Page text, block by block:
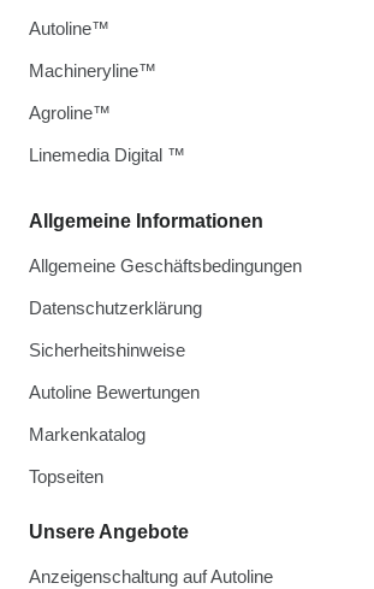
Allgemeine Informationen
Allgemeine Geschäftsbedingungen
Datenschutzerklärung
Sicherheitshinweise
Autoline Bewertungen
Markenkatalog
Topseiten
Unsere Angebote
Anzeigenschaltung auf Autoline
Autoline™
Machineryline™
Agroline™
Linemedia Digital ™